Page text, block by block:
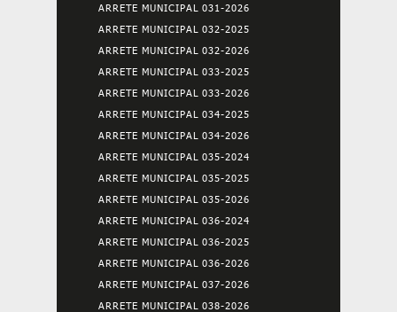
ARRETE MUNICIPAL 031-2026
ARRETE MUNICIPAL 032-2025
ARRETE MUNICIPAL 032-2026
ARRETE MUNICIPAL 033-2025
ARRETE MUNICIPAL 033-2026
ARRETE MUNICIPAL 034-2025
ARRETE MUNICIPAL 034-2026
ARRETE MUNICIPAL 035-2024
ARRETE MUNICIPAL 035-2025
ARRETE MUNICIPAL 035-2026
ARRETE MUNICIPAL 036-2024
ARRETE MUNICIPAL 036-2025
ARRETE MUNICIPAL 036-2026
ARRETE MUNICIPAL 037-2026
ARRETE MUNICIPAL 038-2026